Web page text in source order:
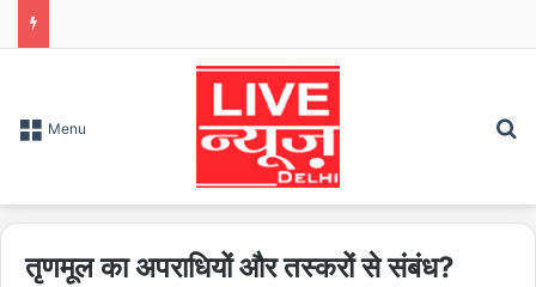
Menu
तृणमूल का अपराधियों और तस्करों से संबंध?